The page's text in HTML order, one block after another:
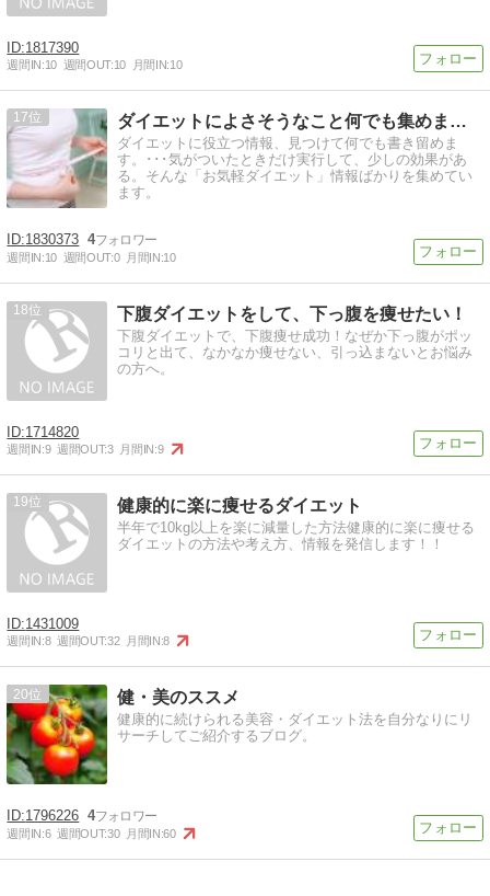
1817390
週間IN:10 週間OUT:10 月間IN:10
17 ダイエットによさそうなこと何でも集めました
ダイエットに役立つ情報、見つけて何でも書き留めま
す。･･･気がついたときだけ実行して、少しの効果があ
る。そんな「お気軽ダイエット」情報ばかりを集めてい
ます。
1830373 4
週間IN:10 週間OUT:0 月間IN:10
18 下腹ダイエットをして、下っ腹を痩せたい！
下腹ダイエットで、下腹痩せ成功！なぜか下っ腹がポッ
コリと出て、なかなか痩せない、引っ込まないとお悩み
の方へ。
1714820
週間IN:9 週間OUT:3 月間IN:9
19 健康的に楽に痩せるダイエット
半年で10kg以上を楽に減量した方法健康的に楽に痩せる
ダイエットの方法や考え方、情報を発信します！！
1431009
週間IN:8 週間OUT:32 月間IN:8
20 健・美のススメ
健康的に続けられる美容・ダイエット法を自分なりにリ
サーチしてご紹介するブログ。
1796226 4
週間IN:6 週間OUT:30 月間IN:60